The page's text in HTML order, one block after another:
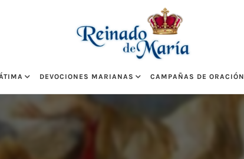
DEVOCIONES MARIANAS CAMPAÑAS DE ORACIÓN